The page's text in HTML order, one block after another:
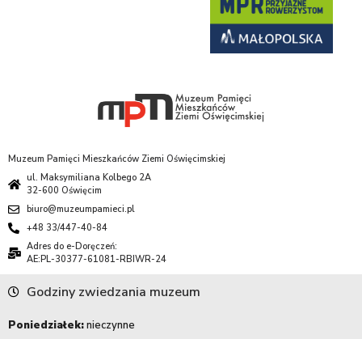
Muzeum Pamięci Mieszkańców Ziemi Oświęcimskiej
ul. Maksymiliana Kolbego 2A
32-600 Oświęcim
biuro@muzeumpamieci.pl
+48 33/447-40-84
Adres do e-Doręczeń:
AE:PL-30377-61081-RBIWR-24
Godziny zwiedzania muzeum
Poniedziałek:nieczynne